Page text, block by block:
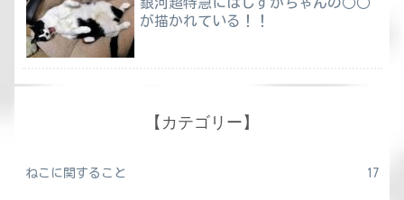
が描かれている！！
【カテゴリー】
ねこに関すること 17